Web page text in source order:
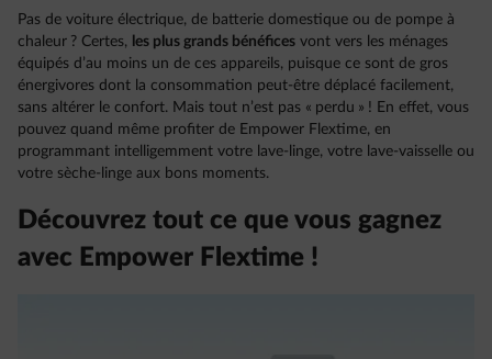
Pas de voiture électrique, de batterie domestique ou de pompe à
chaleur ? Certes, les plus grands bénéfices vont vers les ménages
équipés d’au moins un de ces appareils, puisque ce sont de gros
énergivores dont la consommation peut-être déplacé facilement,
sans altérer le confort. Mais tout n’est pas « perdu » ! En effet, vous
pouvez quand même profiter de Empower Flextime, en
programmant intelligemment votre lave-linge, votre lave-vaisselle ou
votre sèche-linge aux bons moments.
Découvrez tout ce que vous gagnez
avec Empower Flextime !